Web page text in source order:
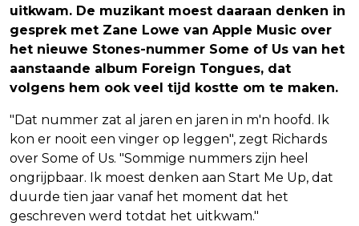
uitkwam. De muzikant moest daaraan denken in
gesprek met Zane Lowe van Apple Music over
het nieuwe Stones-nummer Some of Us van het
aanstaande album Foreign Tongues, dat
volgens hem ook veel tijd kostte om te maken.
"Dat nummer zat al jaren en jaren in m'n hoofd. Ik
kon er nooit een vinger op leggen", zegt Richards
over Some of Us. "Sommige nummers zijn heel
ongrijpbaar. Ik moest denken aan Start Me Up, dat
duurde tien jaar vanaf het moment dat het
geschreven werd totdat het uitkwam."